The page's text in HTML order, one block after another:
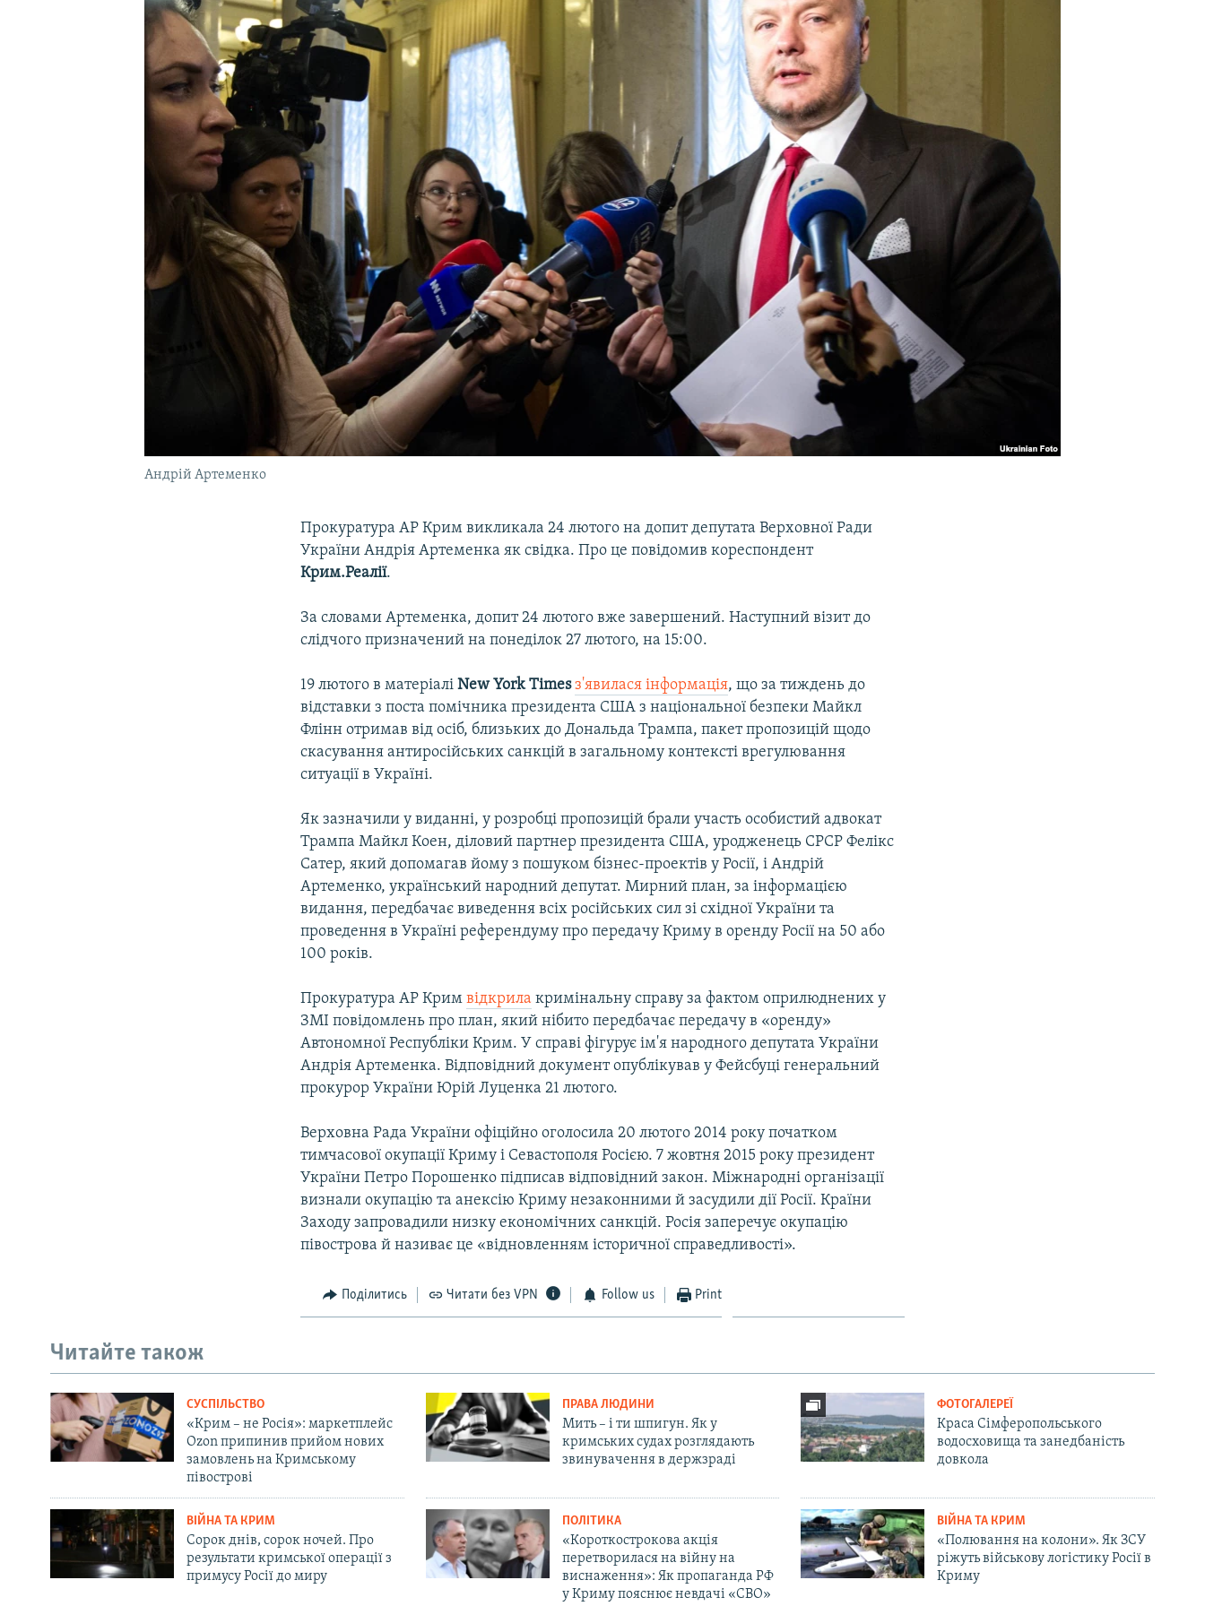
УКРАЇНСЬКА ПРОБЛЕМА КРИМУ
Андрій Артеменко
Прокуратура АР Крим викликала 24 лютого на допит депутата Верховної Ради
України Андрія Артеменка як свідка. Про це повідомив кореспондент
Крим.Реалії.
За словами Артеменка, допит 24 лютого вже завершений. Наступний візит до
слідчого призначений на понеділок 27 лютого, на 15:00.
19 лютого в матеріалі New York Times з'явилася інформація, що за тиждень до
відставки з поста помічника президента США з національної безпеки Майкл
Флінн отримав від осіб, близьких до Дональда Трампа, пакет пропозицій щодо
скасування антиросійських санкцій в загальному контексті врегулювання
ситуації в Україні.
Як зазначили у виданні, у розробці пропозицій брали участь особистий адвокат
Трампа Майкл Коен, діловий партнер президента США, уродженець СРСР Фелікс
Сатер, який допомагав йому з пошуком бізнес-проектів у Росії, і Андрій
Артеменко, український народний депутат. Мирний план, за інформацією
видання, передбачає виведення всіх російських сил зі східної України та
проведення в Україні референдуму про передачу Криму в оренду Росії на 50 або
100 років.
Прокуратура АР Кримвідкрила кримінальну справу за фактом оприлюднених у
ЗМІ повідомлень про план, який нібито передбачає передачу в «оренду»
Автономної Республіки Крим. У справі фігурує ім'я народного депутата України
Андрія Артеменка. Відповідний документ опублікував у Фейсбуці генеральний
прокурор України Юрій Луценка 21 лютого.
Верховна Рада України офіційно оголосила 20 лютого 2014 року початком
тимчасової окупації Криму і Севастополя Росією. 7 жовтня 2015 року президент
України Петро Порошенко підписав відповідний закон. Міжнародні організації
визнали окупацію та анексію Криму незаконними й засудили дії Росії. Країни
Заходу запровадили низку економічних санкцій. Росія заперечує окупацію
півострова й називає це «відновленням історичної справедливості».
Поділитись Читати без VPN Follow us Print
Читайте також
СУСПІЛЬСТВО
«Крим – не Росія»: маркетплейс
Ozon припинив прийом нових
замовлень на Кримському
півострові
ПРАВА ЛЮДИНИ
Мить – і ти шпигун. Як у
кримських судах розглядають
звинувачення в держзраді
ФОТОГАЛЕРЕЇ
Краса Сімферопольського
водосховища та занедбаність
довкола
ВІЙНА ТА КРИМ
Сорок днів, сорок ночей. Про
результати кримської операції з
примусу Росії до миру
ПОЛІТИКА
«Короткострокова акція
перетворилася на війну на
виснаження»: Як пропаганда РФ
у Криму пояснює невдачі «СВО»
ВІЙНА ТА КРИМ
«Полювання на колони». Як ЗСУ
ріжуть військову логістику Росії в
Криму